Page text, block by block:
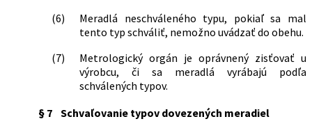
(6)
Meradlá neschváleného typu, pokiaľ sa mal
tento typ schváliť, nemožno uvádzať do obehu.
(7)
Metrologický orgán je oprávnený zisťovať u
výrobcu, či sa meradlá vyrábajú podľa
schválených typov.
§ 7 Schvaľovanie typov dovezených meradiel